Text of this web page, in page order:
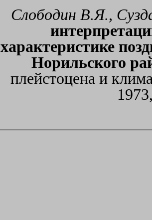
Слободин В.Я.,
характеристике
Норильского
плейстоцена и